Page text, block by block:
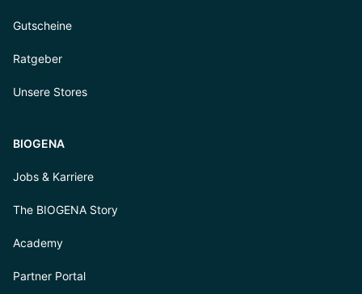
Gutscheine
Ratgeber
Unsere Stores
BIOGENA
Jobs & Karriere
The BIOGENA Story
Academy
Partner Portal